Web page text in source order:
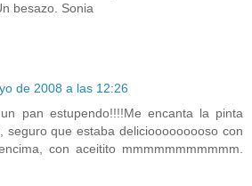
besazo. Sonia
de 2008 a las 12:26
pan estupendo!!!!Me encanta la pinta
seguro que estaba deliciooooooooso con
con aceitito mmmmmmmmmmm.